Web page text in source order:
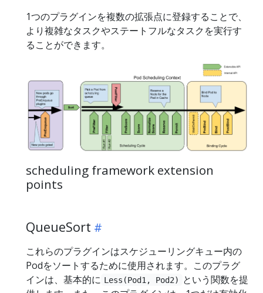
1つのプラグインを複数の拡張点に登録することで、
より複雑なタスクやステートフルなタスクを実行す
ることができます。
scheduling framework extension
points
QueueSort
これらのプラグインはスケジューリングキュー内の
Podをソートするために使用されます。このプラグ
インは、基本的に Less(Pod1, Pod2)
という関数を提